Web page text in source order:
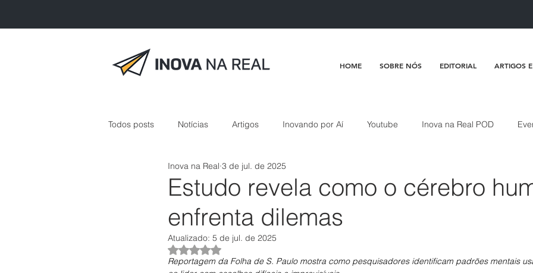
HOME SOBRE NÓS EDITORIAL ARTIGOS
Todos posts Notícias Artigos Inovando por Aí Youtube Inova na Real POD
inovação em saúde
Estudo revela como o cérebro
enfrenta dilemas
Inova na Real 3 de jul. de 2025
Atualizado: 5 de jul. de 2025
Avaliado com NaN de 5 estrelas.
Reportagem da Folha de S. Paulo mostra como pesquisadores identificam padrões mentais